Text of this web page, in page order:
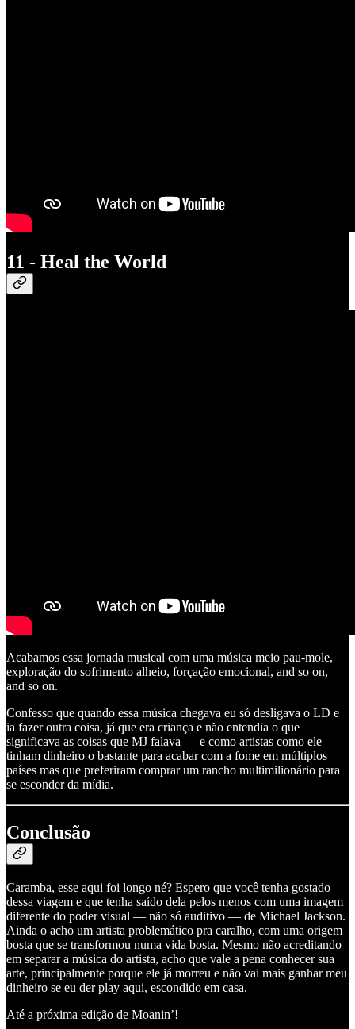
11 - Heal the World
Acabamos essa jornada musical com uma música meio pau-mole,
exploração do sofrimento alheio, forçação emocional, and so on,
and so on.
Confesso que quando essa música chegava eu só desligava o LD e
ia fazer outra coisa, já que era criança e não entendia o que
significava as coisas que MJ falava — e como artistas como ele
tinham dinheiro o bastante para acabar com a fome em múltiplos
países mas que preferiram comprar um rancho multimilionário para
se esconder da mídia.
Conclusão
Caramba, esse aqui foi longo né? Espero que você tenha gostado
dessa viagem e que tenha saído dela pelos menos com uma imagem
diferente do poder visual — não só auditivo — de Michael Jackson.
Ainda o acho um artista problemático pra caralho, com uma origem
bosta que se transformou numa vida bosta. Mesmo não acreditando
em separar a música do artista, acho que vale a pena conhecer sua
arte, principalmente porque ele já morreu e não vai mais ganhar meu
dinheiro se eu der play aqui, escondido em casa.
Até a próxima edição de Moanin’!